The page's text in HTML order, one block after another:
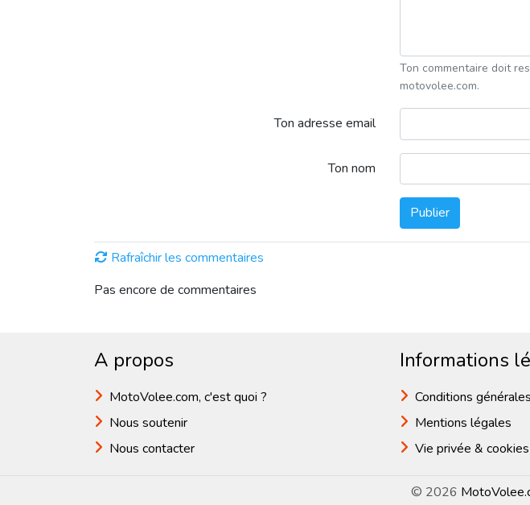
Ton commentaire doit
motovolee.com.
Ton adresse email
Ton nom
Publier
Rafraîchir les commentaires
Pas encore de commentaires
A propos
MotoVolee.com, c'est quoi ?
Nous soutenir
Nous contacter
Informations
Conditions
Mentions légales
Vie privée & cookies
© 2026